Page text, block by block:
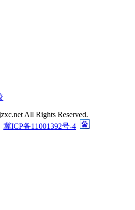
All Rights Reserved.
冀ICP备11001392号-4